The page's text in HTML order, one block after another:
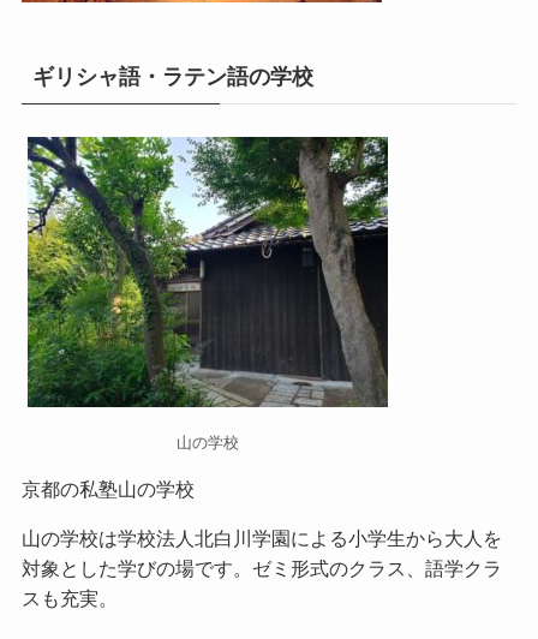
ギリシャ語・ラテン語の学校
山の学校
京都の私塾山の学校
山の学校は学校法人北白川学園による小学生から大人を
対象とした学びの場です。ゼミ形式のクラス、語学クラ
スも充実。